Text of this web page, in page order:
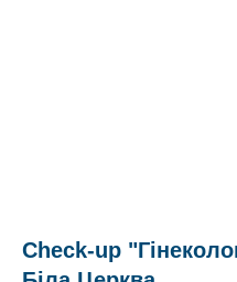
Check-up